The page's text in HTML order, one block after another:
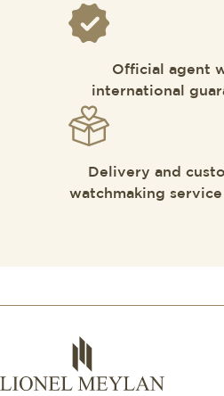
Official agent
international
Delivery and
watchmaking